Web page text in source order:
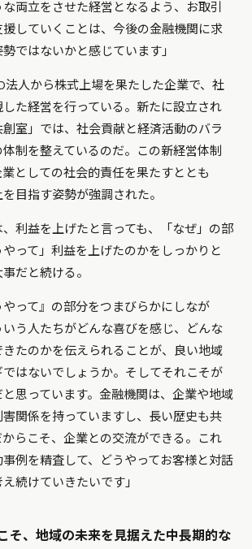
両立をさせた経営となるよう、お取引
していくことは、今後の金融機関に求
ではないかと感じています」
法人から株式上場を果たした企業で、社
た経営を行っている。新たに設立され
室」では、社会貢献と経済活動のバラ
制を整えているのだ。この新経営体制
としての社会的責任を果たすととも
目指す姿勢が強調された。
利益を上げたと言っても、「なぜ」の部
って」利益を上げたのかをしっかりと
だと続ける。
やって』の部分をつまびらかにしなが
いう人たちがどんな喜びを感じ、どんな
たのかを伝えられることが、良い地域
はないでしょうか。そしてそれこそが
思っています。金融機関は、企業や地域
害関係を持っていますし、長い歴史も共
らこそ、企業との交流ができる。これ
例を精査して、どうやってお客様と対話
続けていきたいです」
そ、地域の未来を見据えた中長期的な